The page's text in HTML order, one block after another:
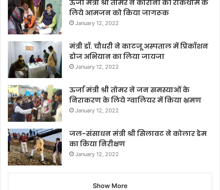
ऊर्जा मंत्री श्री तोमर ने कोरोना की रोकथाम के
लिये आमजन को किया जागरूक
January 12, 2022
मंत्री डॉ. चौधरी ने काटजू अस्पताल में प्रिकॉशन
डोज अभियान का लिया जायजा
January 12, 2022
ऊर्जा मंत्री श्री तोमर ने जन समस्याओं के
निराकरण के लिये ग्वालियर में किया भ्रमण
January 12, 2022
जल-संसाधन मंत्री श्री सिलावट ने कोलार डेम
का किया निरीक्षण
January 12, 2022
Show More